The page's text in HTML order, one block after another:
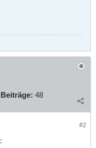
Beiträge: 48
#2